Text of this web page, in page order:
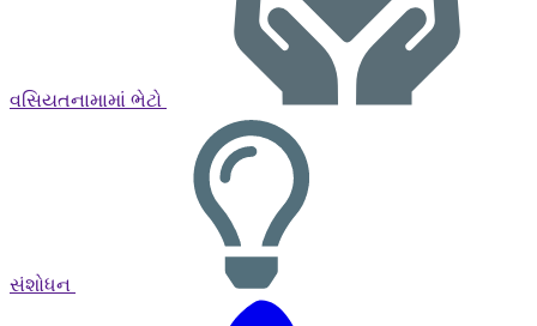
વસિયતનામામાં ભેટો
સંશોધન